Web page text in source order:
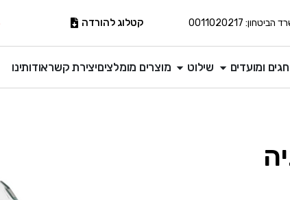
0011020217 קטלוג להורדה
חגים ומועדים שילוט מוצרים מומלציםיצירת קשראודותינו